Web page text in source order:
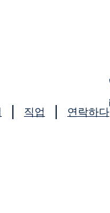
직업 연락하다